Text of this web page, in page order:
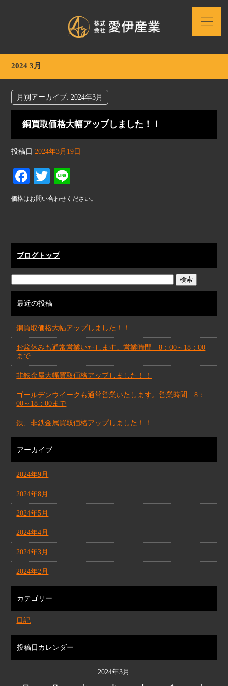
2024 3月
月別アーカイブ:2024年3月
銅買取価格大幅アップしました！！
投稿日 2024年3月19日
Fa
ce
T
wi ne
価格はお問い合わせください。
ブログトップ
最近の投稿
銅買取価格大幅アップしました！！
お盆休みも通常営業いたします。営業時間 8：00～18：00
まで
非鉄金属大幅買取価格アップしました！！
ゴールデンウイークも通常営業いたします。営業時間 8：
00～18：00まで
鉄、非鉄金属買取価格アップしました！！
アーカイブ
2024年9月
2024年8月
2024年5月
2024年4月
2024年3月
2024年2月
カテゴリー
日記
投稿日カレンダー
2024年3月